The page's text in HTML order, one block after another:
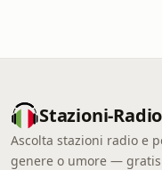
Stazioni-
Ascolta stazioni radio e
genere o umore —